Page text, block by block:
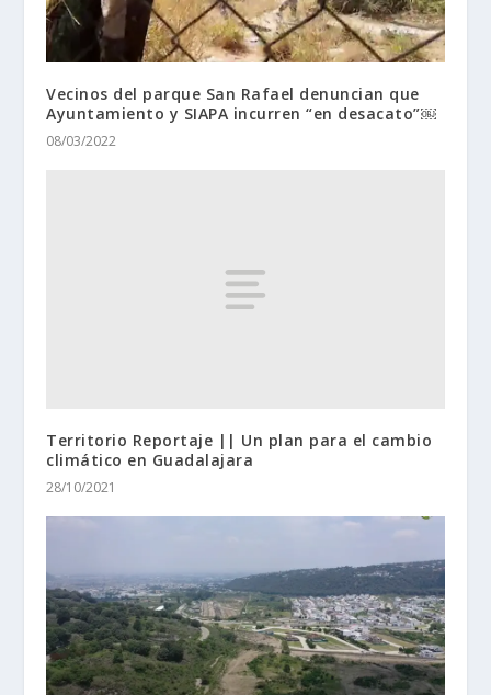
Vecinos del parque San Rafael denuncian que
Ayuntamiento y SIAPA incurren “en desacato”￼
08/03/2022
Territorio Reportaje || Un plan para el cambio
climático en Guadalajara
28/10/2021